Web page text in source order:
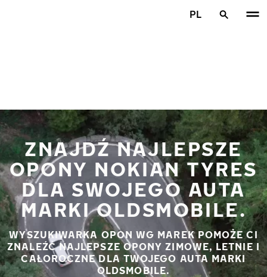
PL
ZNAJDŹ NAJLEPSZE
OPONY NOKIAN TYRES
DLA SWOJEGO AUTA
MARKI OLDSMOBILE.
WYSZUKIWARKA OPON WG MAREK POMOŻE CI
ZNALEŹĆ NAJLEPSZE OPONY ZIMOWE, LETNIE I
CAŁOROCZNE DLA TWOJEGO AUTA MARKI
OLDSMOBILE.